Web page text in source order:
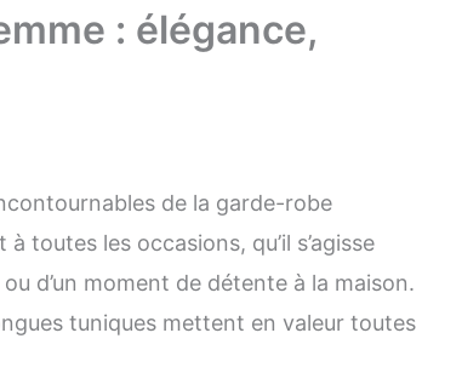
: élégance,
de la garde-robe
toutes les occasions, qu’il s’agisse
d’un moment de détente à la maison.
tuniques mettent en valeur toutes